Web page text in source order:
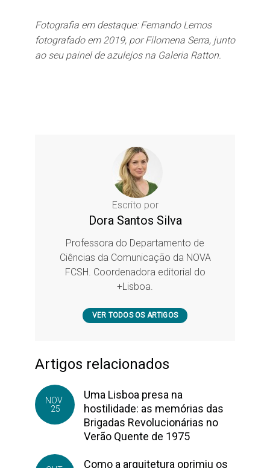
Fotografia em destaque: Fernando Lemos
fotografado em 2019, por Filomena Serra, junto
ao seu painel de azulejos na Galeria Ratton.
Escrito por
Dora Santos Silva
Professora do Departamento de
Ciências da Comunicação da NOVA
FCSH. Coordenadora editorial do
+Lisboa.
VER TODOS OS ARTIGOS
Artigos relacionados
NOV
25
Uma Lisboa presa na
hostilidade: as memórias das
Brigadas Revolucionárias no
Verão Quente de 1975
Como a arquitetura oprimiu os